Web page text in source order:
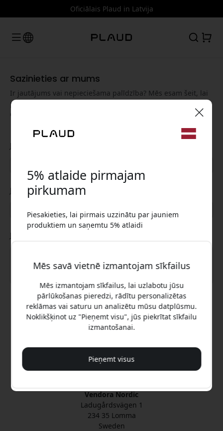
Oficiālais Plaud in Latvija
Sazinieties ar mums
Ir jautājums vai nepieciešama palīdzība? Mēs esam šeit, lai
palīdzētu. Aizpildiet veidlapu, un mēs ar jums sazināsimies,
cik drīz vien iespējams.
Jūsu vārds
Jūsu e-pasts
Jūsu ziņojums
Sūtīt
Pārvalda un uztur Vendora Nordic
Plaud oficiālais izplatītājs
Vendora Nordic
Ladugårdsvägen 1
234 35 Lomma
Sweden
Mēs savā vietnē izmantojam sīkfailus
Mēs izmantojam sīkfailus, lai uzlabotu jūsu
pārlūkošanas pieredzi, rādītu personalizētas
reklāmas vai saturu un analizētu mūsu datplūsmu.
Noklikšķinot uz "Pieņemt visu", jūs piekrītat sīkfailu
izmantošanai.
Pieņemt visus
5% atlaide pirmajam
pirkumam
Piesakieties, lai pirmais uzzinātu par jauniem
produktiem un saņemtu 5% atlaidi
Jā, es vēlos 5% atlaidi
Mēs jums nekad nesūtīsim surogātpastu. Reģistrējoties,
jūs piekrītat neregulāriem mārketinga e-pastiem,
izglītojošām sērijām un īpašiem piedāvājumiem.
Nē, es labāk maksātu pilnu cenu.
🎉 Jūsu atlaižu kods:
Izmantojiet šo kodu, veicot pasūtījumu, lai
saņemtu 5% atlaidi.